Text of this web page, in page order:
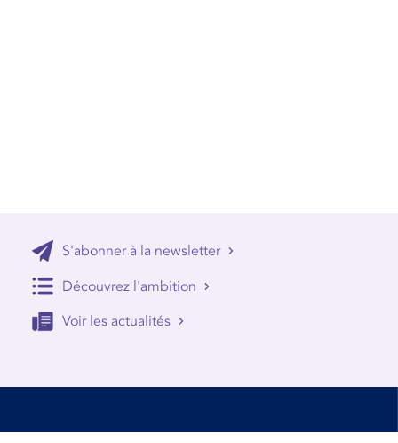
S'abonner à la newsletter
Découvrez l'ambition
Voir les actualités